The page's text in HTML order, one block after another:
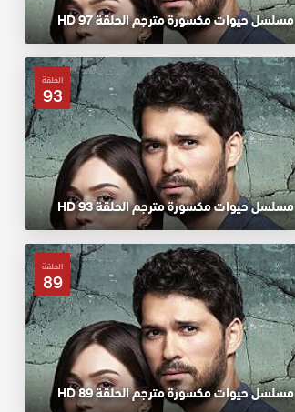
مسلسل حيوات مكسورة مترجم الحلقة 97 HD
الحلقة
93
مسلسل حيوات مكسورة مترجم الحلقة 93 HD
الحلقة
89
مسلسل حيوات مكسورة مترجم الحلقة 89 HD